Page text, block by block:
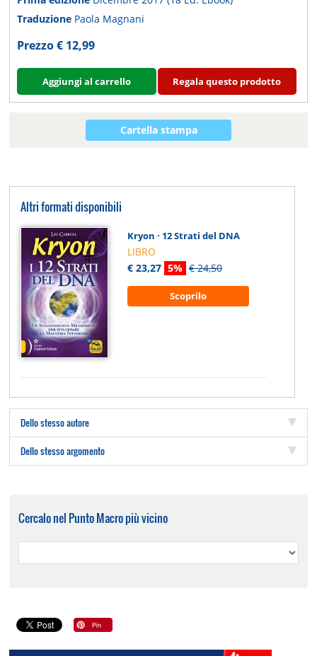
Traduzione Paola Magnani
Prezzo € 12,99
Aggiungi al carrello Regala questo prodotto
Cartella stampa
Altri formati disponibili
Kryon · 12 Strati del DNA
LIBRO
€ 23,27 5% € 24,50
Scoprilo
Dello stesso autore
Dello stesso argomento
Cercalo nel Punto Macro più vicino